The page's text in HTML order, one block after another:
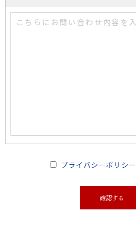
プライバシーポリシー
確認する